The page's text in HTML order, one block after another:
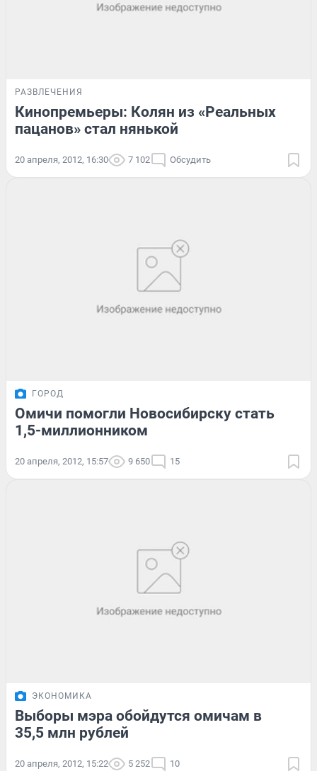
РАЗВЛЕЧЕНИЯ
Кинопремьеры: Колян из «Реальных
пацанов» стал нянькой
20 апреля, 2012, 16:30 7 102 Обсудить
ГОРОД
Омичи помогли Новосибирску стать
1,5-миллионником
20 апреля, 2012, 15:57 9 650 15
ЭКОНОМИКА
Выборы мэра обойдутся омичам в
35,5 млн рублей
20 апреля, 2012, 15:22 5 252 10